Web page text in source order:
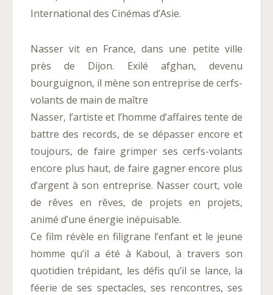
International des Cinémas d’Asie.
Nasser vit en France, dans une petite ville
près de Dijon. Exilé afghan, devenu
bourguignon, il mène son entreprise de cerfs-
volants de main de maître
Nasser, l’artiste et l’homme d’affaires tente de
battre des records, de se dépasser encore et
toujours, de faire grimper ses cerfs-volants
encore plus haut, de faire gagner encore plus
d’argent à son entreprise. Nasser court, vole
de rêves en rêves, de projets en projets,
animé d’une énergie inépuisable.
Ce film révèle en filigrane l’enfant et le jeune
homme qu’il a été à Kaboul, à travers son
quotidien trépidant, les défis qu’il se lance, la
féerie de ses spectacles, ses rencontres, ses